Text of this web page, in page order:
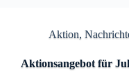
Aktion,
Aktionsangebot für